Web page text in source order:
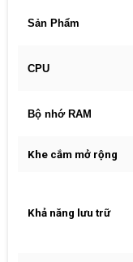
Sản Phẩm
CPU
Bộ nhớ RAM
Khe cắm mở rộng
Khả năng lưu trữ